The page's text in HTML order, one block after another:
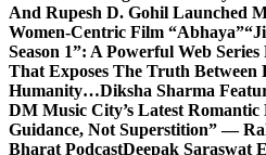
And Rupesh D. Gohil Launched
Women-Centric Film “Abhaya”
Season 1”: A Powerful Web
That Exposes The Truth
Humanity…Diksha Sharma
DM Music City’s Latest Romantic
Guidance, Not Superstition” —
Bharat PodcastDeepak Saraswat